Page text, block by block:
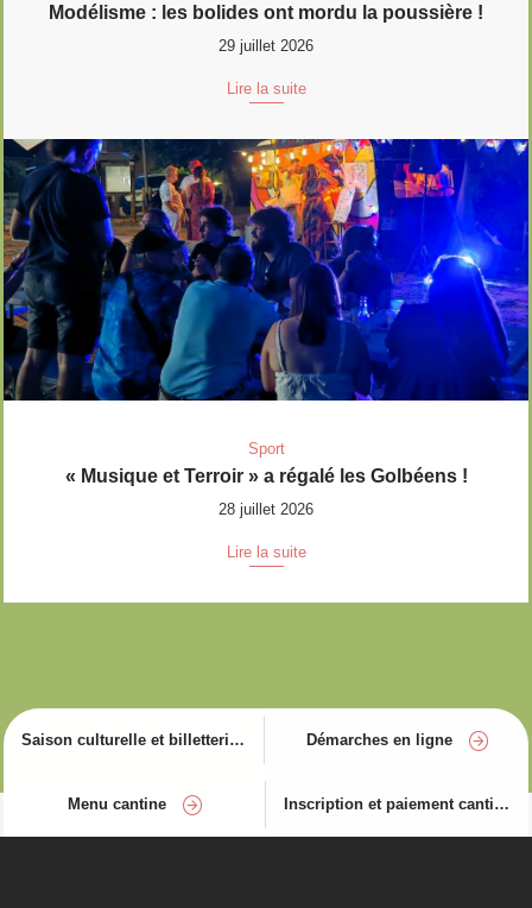
Modélisme : les bolides ont mordu la poussière !
29 juillet 2026
Lire la suite
Sport
« Musique et Terroir » a régalé les Golbéens !
28 juillet 2026
Lire la suite
Saison culturelle et billetterie Démarches en ligne
Menu cantine Inscription et paiement cantine